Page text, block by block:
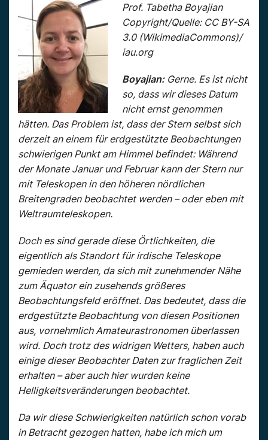
Prof. Tabetha Boyajian
Copyright/Quelle: CC BY-SA
3.0 (WikimediaCommons)/
iau.org
Boyajian:Gerne. Es ist nicht
so, dass wir dieses Datum
nicht ernst genommen
hätten. Das Problem ist, dass der Stern selbst sich
derzeit an einem für erdgestützte Beobachtungen
schwierigen Punkt am Himmel befindet: Während
der Monate Januar und Februar kann der Stern nur
mit Teleskopen in den höheren nördlichen
Breitengraden beobachtet werden – oder eben mit
Weltraumteleskopen.
Doch es sind gerade diese Örtlichkeiten, die
eigentlich als Standort für irdische Teleskope
gemieden werden, da sich mit zunehmender Nähe
zum Äquator ein zusehends größeres
Beobachtungsfeld eröffnet. Das bedeutet, dass die
erdgestützte Beobachtung von diesen Positionen
aus, vornehmlich Amateurastronomen überlassen
wird. Doch trotz des widrigen Wetters, haben auch
einige dieser Beobachter Daten zur fraglichen Zeit
erhalten – aber auch hier wurden keine
Helligkeitsveränderungen beobachtet.
Da wir diese Schwierigkeiten natürlich schon vorab
in Betracht gezogen hatten, habe ich mich um